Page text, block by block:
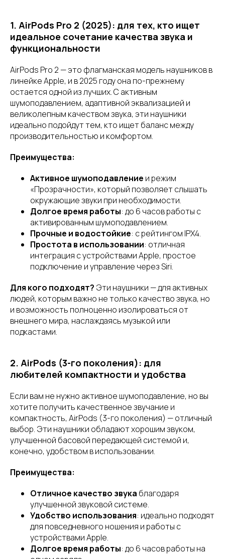
1. AirPods Pro 2 (2025): для тех, кто ищет
идеальное сочетание качества звука и
функциональности
AirPods Pro 2 — это флагманская модель наушников в
линейке Apple, и в 2025 году она по-прежнему
остается одной из лучших. С активным
шумоподавлением, адаптивной эквализацией и
великолепным качеством звука, эти наушники
идеально подойдут тем, кто ищет баланс между
производительностью и комфортом.
Преимущества:
Активное шумоподавление и режим
«Прозрачности», который позволяет слышать
окружающие звуки при необходимости.
Долгое время работы: до 6 часов работы с
активированным шумоподавлением.
Прочные и водостойкие: с рейтингом IPX4.
Простота в использовании: отличная
интеграция с устройствами Apple, простое
подключение и управление через Siri.
Для кого подходят? Эти наушники — для активных
людей, которым важно не только качество звука, но
и возможность полноценно изолироваться от
внешнего мира, наслаждаясь музыкой или
подкастами.
2. AirPods (3-го поколения): для
любителей компактности и удобства
Если вам не нужно активное шумоподавление, но вы
хотите получить качественное звучание и
компактность, AirPods (3-го поколения) — отличный
выбор. Эти наушники обладают хорошим звуком,
улучшенной басовой передающей системой и,
конечно, удобством в использовании.
Преимущества:
Отличное качество звука благодаря
улучшенной звуковой системе.
Удобство использования: идеально подходят
для повседневного ношения и работы с
устройствами Apple.
Долгое время работы: до 6 часов работы на